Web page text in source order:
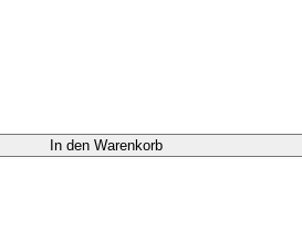
In den Warenkorb